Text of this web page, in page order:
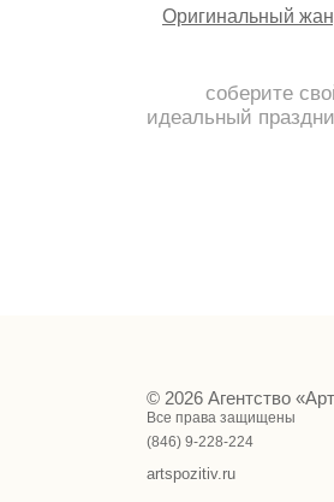
Оригинальный
соберите
идеальный
© 2026 Агентство
Все права защищены
(846) 9-228-224
artspozitiv.ru